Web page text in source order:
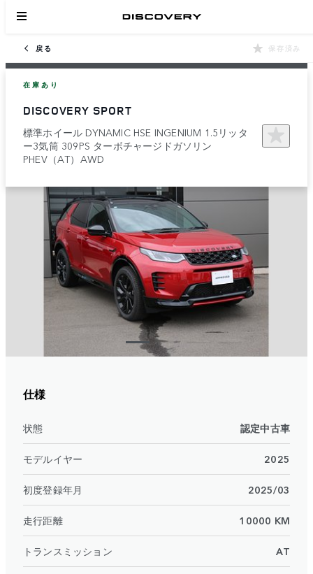
戻る 保存済み
在庫あり
DISCOVERY SPORT
標準ホイール DYNAMIC HSE INGENIUM 1.5リッタ
ー3気筒 309PS ターボチャージドガソリン
PHEV（AT）AWD
仕様
状態 認定中古車
モデルイヤー 2025
初度登録年月 2025/03
走行距離 10000 KM
トランスミッション AT